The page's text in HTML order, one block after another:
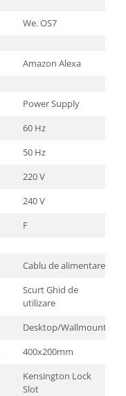
We. OS7
Amazon Alexa
Power Supply
60 Hz
50 Hz
220 V
240 V
F
Cablu de alimentare
Scurt Ghid de
utilizare
Desktop/Wallmount
400x200mm
Kensington Lock
Slot